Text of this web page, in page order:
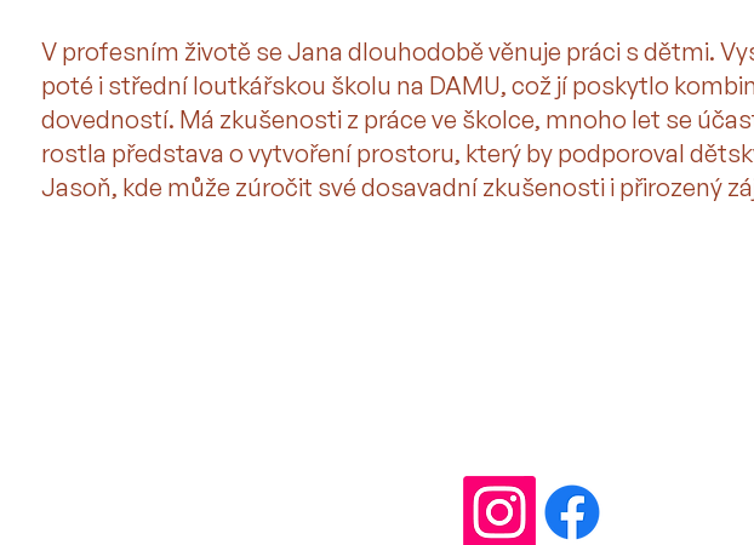
V profesním životě se Jana dlouhodobě věnuje práci s dětmi.
poté i střední loutkářskou školu na DAMU, což jí poskytlo
dovedností. Má zkušenosti z práce ve školce, mnoho let se
rostla představa o vytvoření prostoru, který by podporoval
Jasoň, kde může zúročit své dosavadní zkušenosti i přirozený